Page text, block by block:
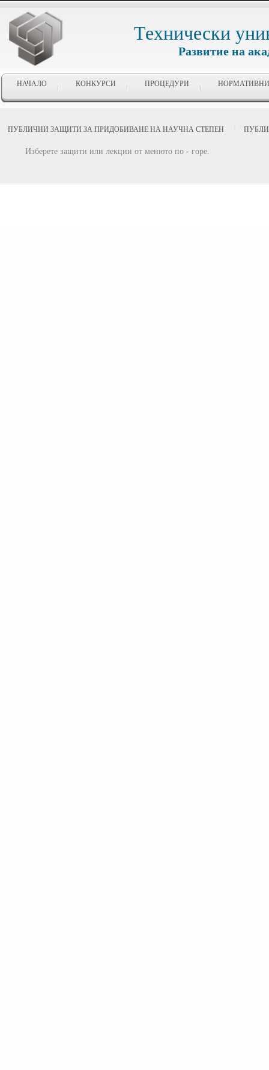
Технически
Развитие на
НАЧАЛО КОНКУРСИ ПРОЦЕДУРИ
ПУБЛИЧНИ ЗАЩИТИ ЗА ПРИДОБИВАНЕ НА НАУЧНА СТЕПЕН
Изберете защити или лекции от менюто по - горе.